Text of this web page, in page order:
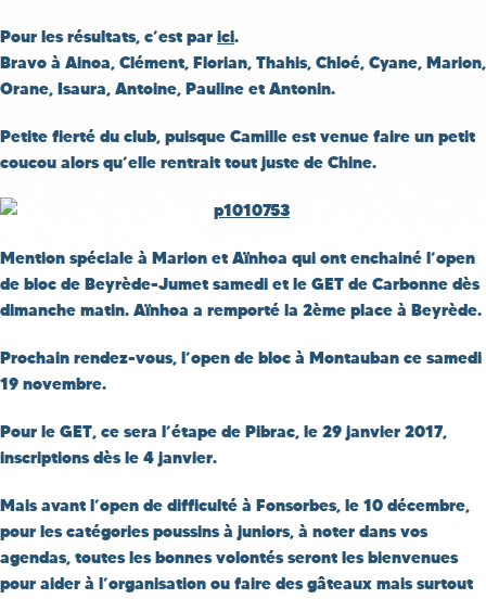
Pour les résultats, c’est par ici.
Bravo à Ainoa, Clément, Florian, Thahis, Chloé, Cyane, Marion,
Orane, Isaura, Antoine, Pauline et Antonin.
Petite fierté du club, puisque Camille est venue faire un petit
coucou alors qu’elle rentrait tout juste de Chine.
Mention spéciale à Marion et Aïnhoa qui ont enchainé l’open
de bloc de Beyrède-Jumet samedi et le GET de Carbonne dès
dimanche matin. Aïnhoa a remporté la 2ème place à Beyrède.
Prochain rendez-vous, l’open de bloc à Montauban ce samedi
19 novembre.
Pour le GET, ce sera l’étape de Pibrac, le 29 janvier 2017,
inscriptions dès le 4 janvier.
Mais avant l’open de difficulté à Fonsorbes, le 10 décembre,
pour les catégories poussins à juniors, à noter dans vos
agendas, toutes les bonnes volontés seront les bienvenues
pour aider à l’organisation ou faire des gâteaux mais surtout